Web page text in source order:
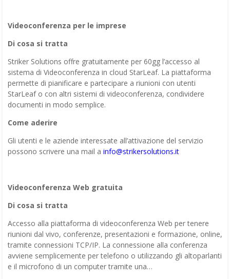
Videoconferenza per le imprese
Di cosa si tratta
Striker Solutions offre gratuitamente per 60gg l’accesso al
sistema di Videoconferenza in cloud StarLeaf. La piattaforma
permette di pianificare e partecipare a riunioni con utenti
StarLeaf o con altri sistemi di videoconferenza, condividere
documenti in modo semplice.
Come aderire
Gli utenti e le aziende interessate all’attivazione del servizio
possono scrivere una mail a info@strikersolutions.it
Videoconferenza Web gratuita
Di cosa si tratta
Accesso alla piattaforma di videoconferenza Web per tenere
riunioni dal vivo, conferenze, presentazioni e formazione, online,
tramite connessioni TCP/IP. La connessione alla conferenza
avviene semplicemente per telefono o utilizzando gli altoparlanti
e il microfono di un computer tramite una…